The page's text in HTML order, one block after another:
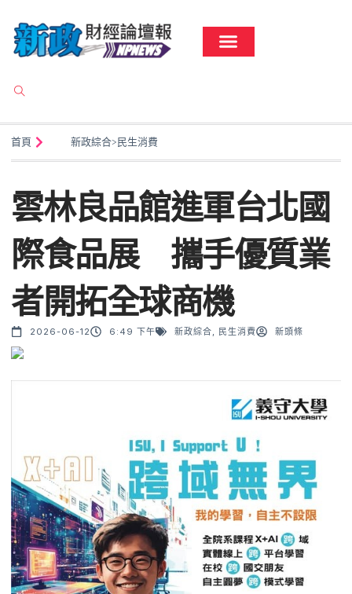
首頁 新政綜合>民生消費
雲林良品館進軍台北國
際食品展 攜手優質業
者開拓全球商機
2026-06-12 6:49 下午 新政綜合 民生消費 新頭條